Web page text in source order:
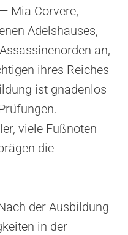
— Mia Corvere,
Adelshauses,
an,
ihres Reiches
ist gnadenlos
viele Fußnoten
die
der Ausbildung
in der